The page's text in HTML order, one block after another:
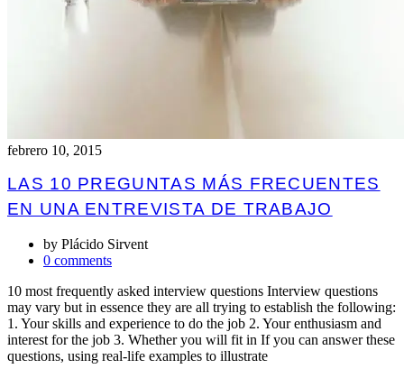
febrero 10, 2015
LAS 10 PREGUNTAS MÁS FRECUENTES
EN UNA ENTREVISTA DE TRABAJO
by Plácido Sirvent
0 comments
10 most frequently asked interview questions Interview questions
may vary but in essence they are all trying to establish the following:
1. Your skills and experience to do the job 2. Your enthusiasm and
interest for the job 3. Whether you will fit in If you can answer these
questions, using real-life examples to illustrate